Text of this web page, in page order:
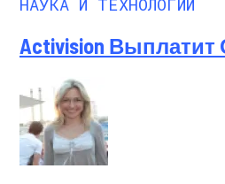
Activision